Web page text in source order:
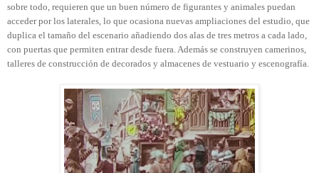
sobre todo, requieren que un buen número de figurantes y animales puedan
acceder por los laterales, lo que ocasiona nuevas ampliaciones del estudio, que
duplica el tamaño del escenario añadiendo dos alas de tres metros a cada lado,
con puertas que permiten entrar desde fuera. Además se construyen camerinos,
talleres de construcción de decorados y almacenes de vestuario y escenografía.